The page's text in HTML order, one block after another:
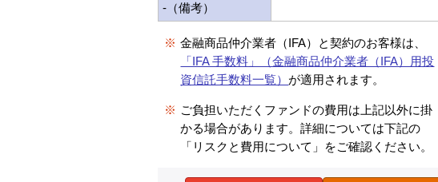
-（備考）
※ 金融商品仲介業者（IFA）と契約のお客様は、
「IFA 手数料」（金融商品仲介業者（IFA）用投
資信託手数料一覧） が適用されます。
※ ご負担いただくファンドの費用は上記以外に掛
かる場合があります。詳細については下記の
「リスクと費用について」をご確認ください。